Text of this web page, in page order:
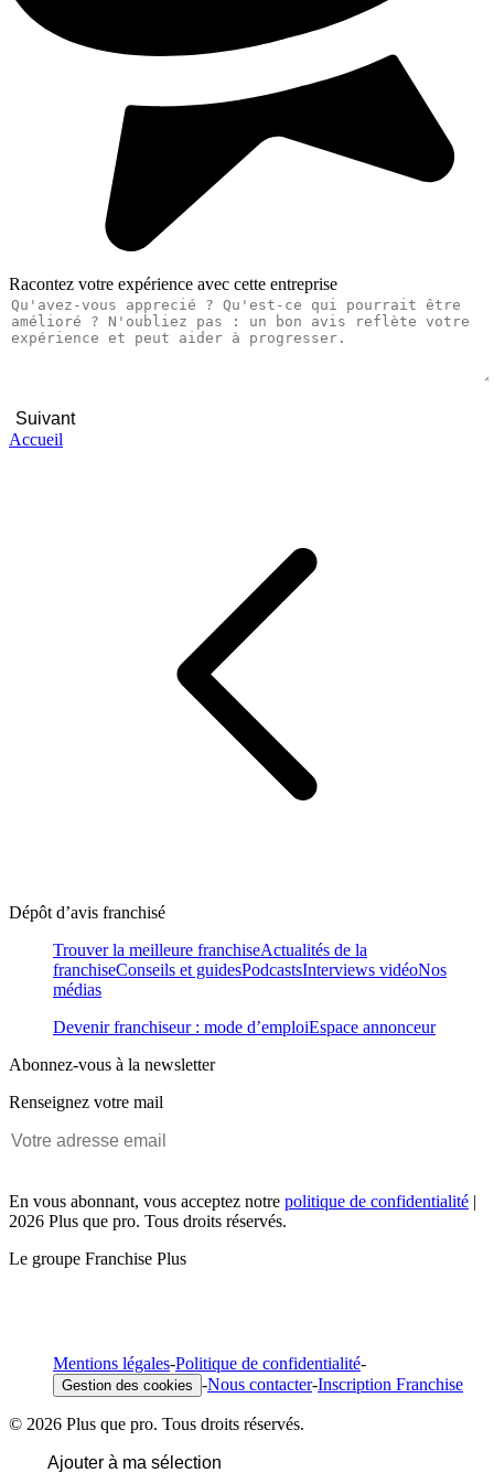
Racontez votre expérience avec cette entreprise
Suivant
Accueil
Dépôt d’avis franchisé
Trouver la meilleure franchiseActualités de la
franchiseConseils et guidesPodcastsInterviews vidéoNos
médias
Devenir franchiseur : mode d’emploiEspace annonceur
Abonnez-vous à la newsletter
Renseignez votre mail
En vous abonnant, vous acceptez notre politique de confidentialité |
2026 Plus que pro. Tous droits réservés.
Le groupe Franchise Plus
Mentions légales-Politique de confidentialité-
Gestion des cookies -Nous contacter-Inscription Franchise
© 2026 Plus que pro. Tous droits réservés.
Ajouter à ma sélection